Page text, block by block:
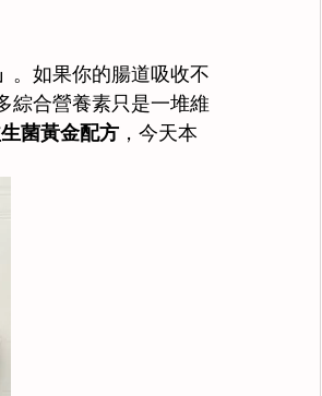
。如果你的腸道吸收不
綜合營養素只是一堆維
菌黃金配方 ，今天本